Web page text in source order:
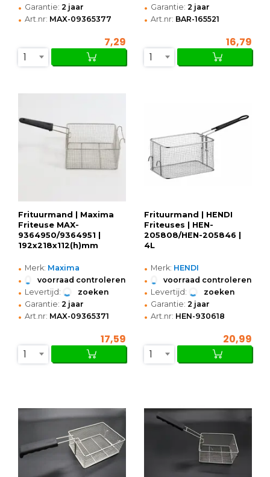
• Garantie: 2 jaar
• Art.nr: MAX-09365377
7,29
1
• Garantie: 2 jaar
• Art.nr: BAR-165521
16,79
1
Frituurmand | Maxima
Friteuse MAX-
9364950/9364951 |
192x218x112(h)mm
• Merk: Maxima
• voorraad controleren
• Levertijd: zoeken
• Garantie: 2 jaar
• Art.nr: MAX-09365371
17,59
1
Frituurmand | HENDI
Friteuses | HEN-
205808/HEN-205846 |
4L
• Merk: HENDI
• voorraad controleren
• Levertijd: zoeken
• Garantie: 2 jaar
• Art.nr: HEN-930618
20,99
1